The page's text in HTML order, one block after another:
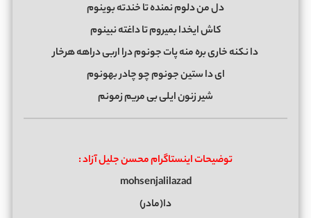
دل من دلوم نمنده تا خندته بوینوم
کاش ایخدا بمیروم تا داغته نبینوم
دا نکنه خاری بره منه پات جونوم درا اربی دراهه هرخار
ای دا ستین جونوم چو چادر بهونوم
شیر زنون ایلی بی مریم زمونم
توضیحات اینستاگرام محسن جلیل آزاد :
mohsenjalilazad
دا(مادر)